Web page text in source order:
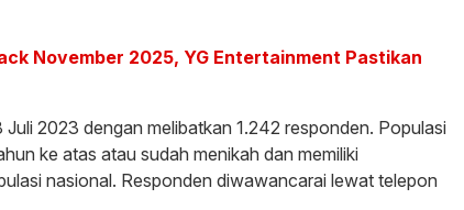
November 2025, YG Entertainment Pastikan
2023 dengan melibatkan 1.242 responden. Populasi
ke atas atau sudah menikah dan memiliki
nasional. Responden diwawancarai lewat telepon